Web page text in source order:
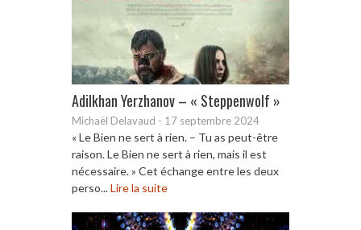
Adilkhan Yerzhanov – « Steppenwolf »
Michaël Delavaud - 17 septembre 2024
« Le Bien ne sert à rien. – Tu as peut-être
raison. Le Bien ne sert à rien, mais il est
nécessaire. » Cet échange entre les deux
perso...Lire la suite